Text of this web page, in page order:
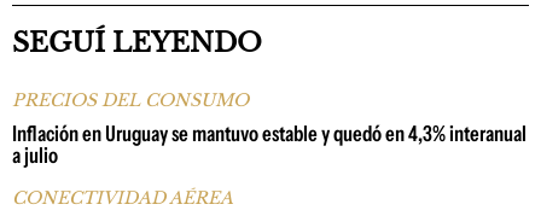
SEGUÍ LEYENDO
PRECIOS DEL CONSUMO
Inflación en Uruguay se mantuvo estable y quedó en 4,3% interanual
a julio
CONECTIVIDAD AÉREA